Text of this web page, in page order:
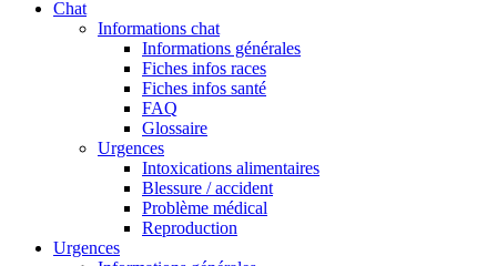
Chat
Informations chat
Informations générales
Fiches infos races
Fiches infos santé
FAQ
Glossaire
Urgences
Intoxications alimentaires
Blessure / accident
Problème médical
Reproduction
Urgences